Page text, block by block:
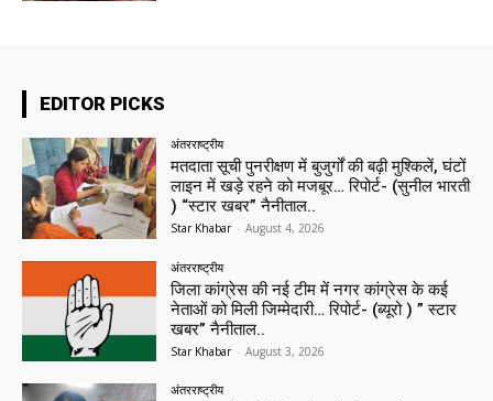
EDITOR PICKS
अंतरराष्ट्रीय
मतदाता सूची पुनरीक्षण में बुजुर्गों की बढ़ी मुश्किलें, घंटों
लाइन में खड़े रहने को मजबूर… रिपोर्ट- (सुनील भारती
) “स्टार खबर” नैनीताल..
Star Khabar - August 4, 2026
अंतरराष्ट्रीय
जिला कांग्रेस की नई टीम में नगर कांग्रेस के कई
नेताओं को मिली जिम्मेदारी… रिपोर्ट- (ब्यूरो ) ” स्टार
खबर” नैनीताल..
Star Khabar - August 3, 2026
अंतरराष्ट्रीय